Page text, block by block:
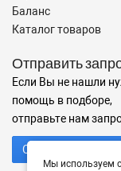
Баланс
Каталог товаров
Отправить
Если Вы не нашли
помощь в подборе,
отправьте нам
Отправить запрос
Мы используем